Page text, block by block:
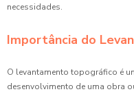
necessidades.
Importância do
O levantamento topográfico é
desenvolvimento de uma obra